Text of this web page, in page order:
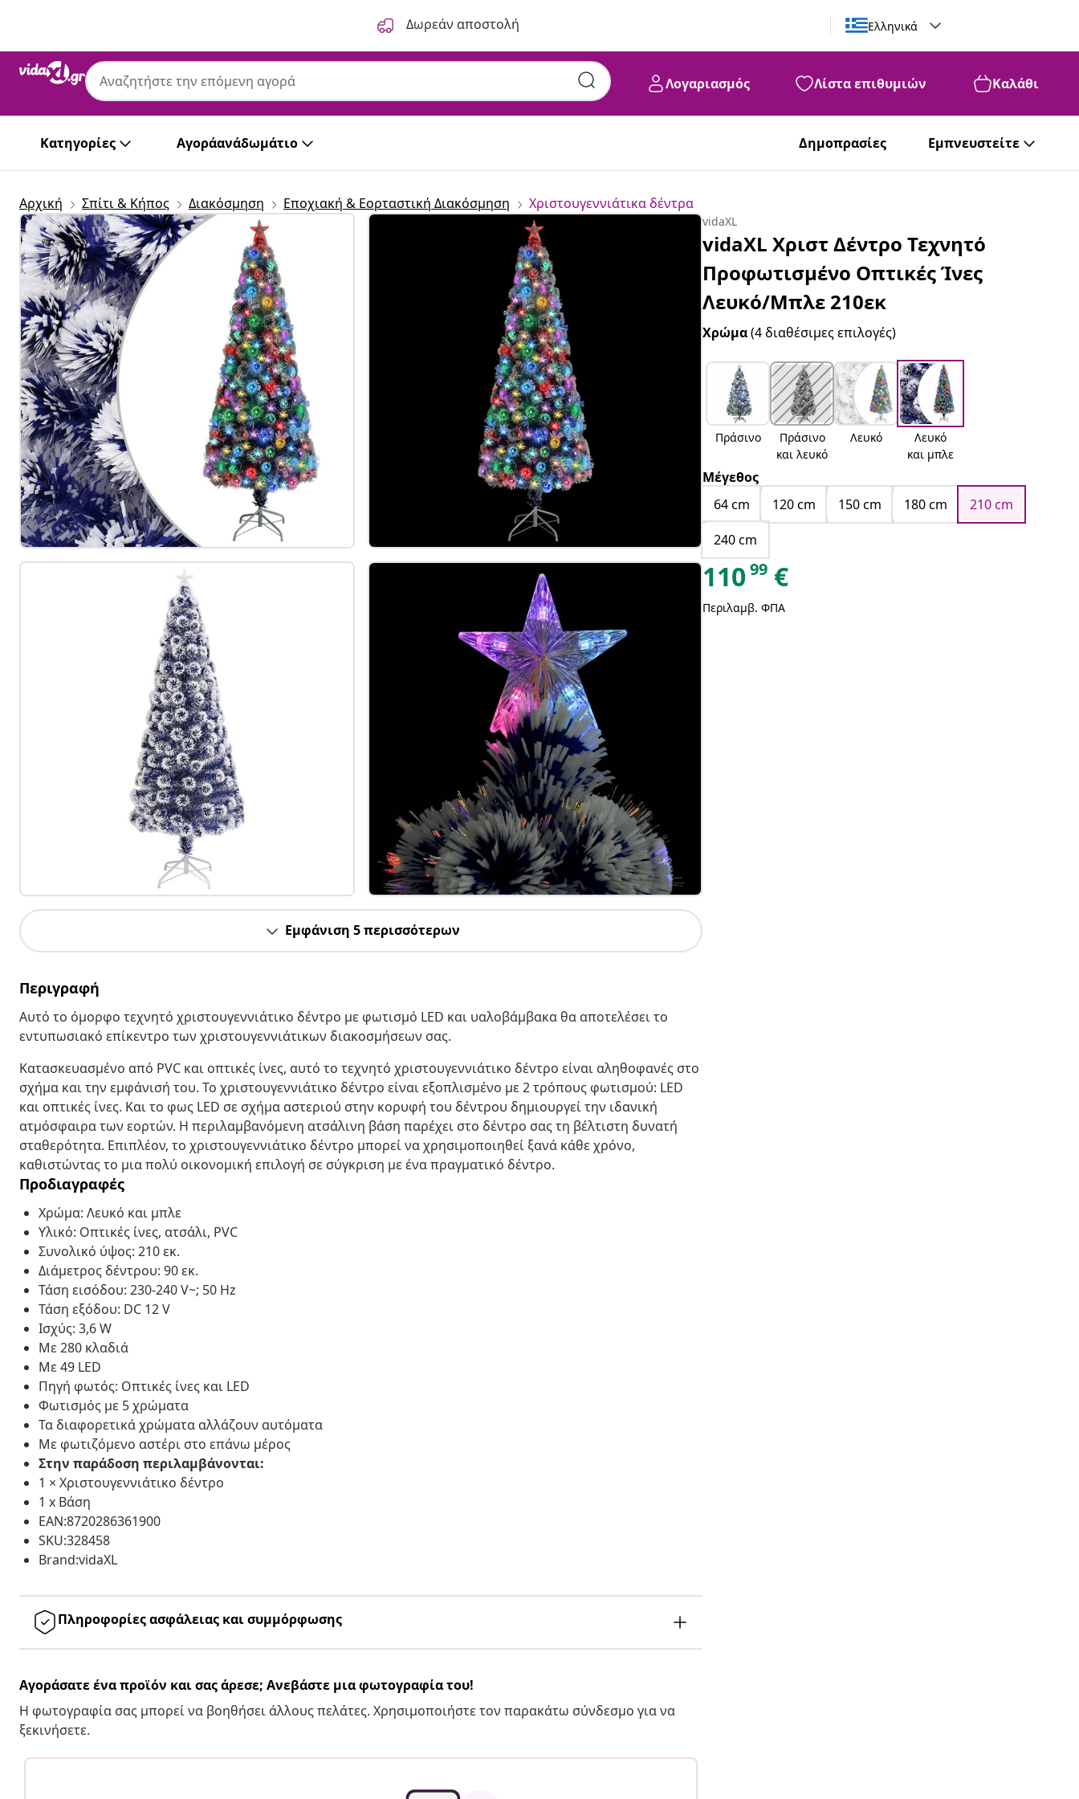
Δωρεάν αποστολή Ελληνικά
Λογαριασμός Λίστα επιθυμιών Καλάθι
Κατηγορίες Αγοράανάδωμάτιο Δημοπρασίες Εμπνευστείτε
Αρχική Σπίτι & Κήπος Διακόσμηση Εποχιακή & Εορταστική Διακόσμηση Χριστουγεννιάτικα δέντρα
Εμφάνιση 5 περισσότερων
Περιγραφή
Αυτό το όμορφο τεχνητό χριστουγεννιάτικο δέντρο με φωτισμό LED και υαλοβάμβακα θα αποτελέσει το
εντυπωσιακό επίκεντρο των χριστουγεννιάτικων διακοσμήσεων σας.
Κατασκευασμένο από PVC και οπτικές ίνες, αυτό το τεχνητό χριστουγεννιάτικο δέντρο είναι αληθοφανές στο
σχήμα και την εμφάνισή του. Το χριστουγεννιάτικο δέντρο είναι εξοπλισμένο με 2 τρόπους φωτισμού: LED
και οπτικές ίνες. Και το φως LED σε σχήμα αστεριού στην κορυφή του δέντρου δημιουργεί την ιδανική
ατμόσφαιρα των εορτών. Η περιλαμβανόμενη ατσάλινη βάση παρέχει στο δέντρο σας τη βέλτιστη δυνατή
σταθερότητα. Επιπλέον, το χριστουγεννιάτικο δέντρο μπορεί να χρησιμοποιηθεί ξανά κάθε χρόνο,
καθιστώντας το μια πολύ οικονομική επιλογή σε σύγκριση με ένα πραγματικό δέντρο.
Προδιαγραφές
Χρώμα: Λευκό και μπλε
Υλικό: Οπτικές ίνες, ατσάλι, PVC
Συνολικό ύψος: 210 εκ.
Διάμετρος δέντρου: 90 εκ.
Τάση εισόδου: 230-240 V~; 50 Hz
Τάση εξόδου: DC 12 V
Ισχύς: 3,6 W
Με 280 κλαδιά
Με 49 LED
Πηγή φωτός: Οπτικές ίνες και LED
Φωτισμός με 5 χρώματα
Τα διαφορετικά χρώματα αλλάζουν αυτόματα
Με φωτιζόμενο αστέρι στο επάνω μέρος
Στην παράδοση περιλαμβάνονται:
1 × Χριστουγεννιάτικο δέντρο
1 x Βάση
EAN:8720286361900
SKU:328458
Brand:vidaXL
Πληροφορίες ασφάλειας και συμμόρφωσης
Αγοράσατε ένα προϊόν και σας άρεσε; Ανεβάστε μια φωτογραφία του!
Η φωτογραφία σας μπορεί να βοηθήσει άλλους πελάτες. Χρησιμοποιήστε τον παρακάτω σύνδεσμο για να
ξεκινήσετε.
vidaXL
vidaXL Χριστ Δέντρο Τεχνητό
Προφωτισμένο Οπτικές Ίνες
Λευκό/Μπλε 210εκ
Χρώμα(4 διαθέσιμες επιλογές)
Πράσινο
Πράσινο
και λευκό
Λευκό
Λευκό
και μπλε
Μέγεθος
64 cm
120 cm 150 cm 180 cm
210 cm
240 cm
11099 €
Περιλαμβ. ΦΠΑ